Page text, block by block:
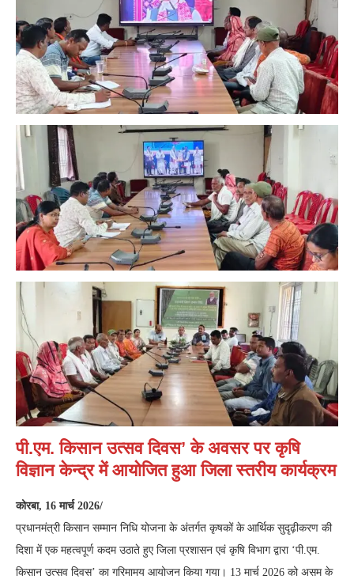
पी.एम. किसान उत्सव दिवस’ के अवसर पर कृषि
विज्ञान केन्द्र में आयोजित हुआ जिला स्तरीय कार्यक्रम
कोरबा, 16 मार्च 2026/
प्रधानमंत्री किसान सम्मान निधि योजना के अंतर्गत कृषकों के आर्थिक सुदृढ़ीकरण की
दिशा में एक महत्वपूर्ण कदम उठाते हुए जिला प्रशासन एवं कृषि विभाग द्वारा ‘पी.एम.
किसान उत्सव दिवस’ का गरिमामय आयोजन किया गया। 13 मार्च 2026 को असम के